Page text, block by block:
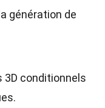
génération de
3D conditionnels